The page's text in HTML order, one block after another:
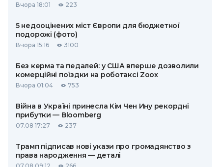
Вчора 18:01 223
5 недооцінених міст Європи для бюджетної
подорожі (фото)
Вчора 15:16 3100
Без керма та педалей: у США вперше дозволили
комерційні поїздки на роботаксі Zoox
Вчора 01:04 753
Війна в Україні принесла Кім Чен Ину рекордні
прибутки — Bloomberg
07.08 17:27 237
Трамп підписав нові укази про громадянство з
права народження — деталі